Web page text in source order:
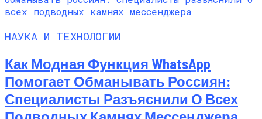
НАУКА И ТЕХНОЛОГИИ
Как Модная Функция WhatsApp
Помогает Обманывать Россиян:
Специалисты Разъяснили О Всех